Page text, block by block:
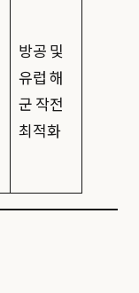
방공 및
유럽 해
군 작전
최적화